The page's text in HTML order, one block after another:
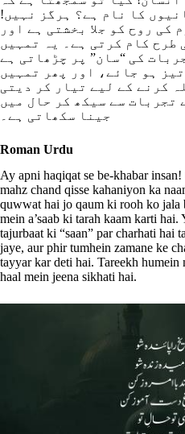
کا نام ہے؟ ہرگز نہیں!
کی روح کو جلا بخشتی ہے اور
طرح کام کرتی ہے۔ یہ تمہیں
کی “سان” پر چڑھاتی ہے
ہو جائے، اور پھر تمہیں
کرنے کے لیے تیار کر دیتی
تجربات سے سیکھ کر حال میں
جینا سکھاتی ہے۔
Roman Urdu
Ay apni haqiqat se be-khabar
mahz chand qisse kahaniyon ka
quwwat hai jo qaum ki rooh ko jala
mein a’saab ki tarah kaam karti
tajurbaat ki “saan” par charhati hai
jaye, aur phir tumhein zamane ke
tayyar kar deti hai. Tareekh humein
haal mein jeena sikhati hai.